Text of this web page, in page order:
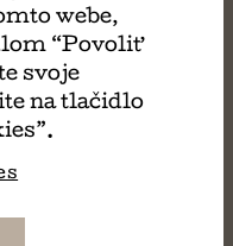
webe,
“Povoliť
svoje
na tlačidlo